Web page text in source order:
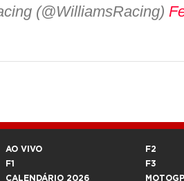
(@WilliamsRacing)
AO VIVO
F1
CALENDÁRIO 2026
F2
F3
MOTOGP